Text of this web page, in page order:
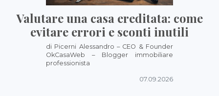
Valutare una casa ereditata: come
evitare errori e sconti inutili
di Picerni Alessandro – CEO & Founder
OkCasaWeb – Blogger immobiliare
professionista
07.09.2026